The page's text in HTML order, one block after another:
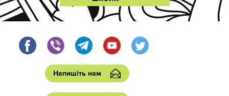
Напишіть нам